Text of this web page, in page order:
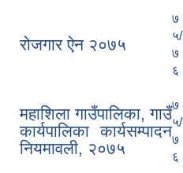
रोजगार ऐन २०७५
७
५/
७
६
महाशिला गाउँपालिका, गाउँ
कार्यपालिका कार्यसम्पादन
नियमावली, २०७५
७
५/
७
६